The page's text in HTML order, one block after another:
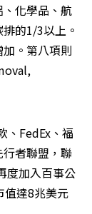
化學品、航
的1/3以上。
。第八項則
、FedEx、福
者聯盟，聯
度加入百事公
值達8兆美元